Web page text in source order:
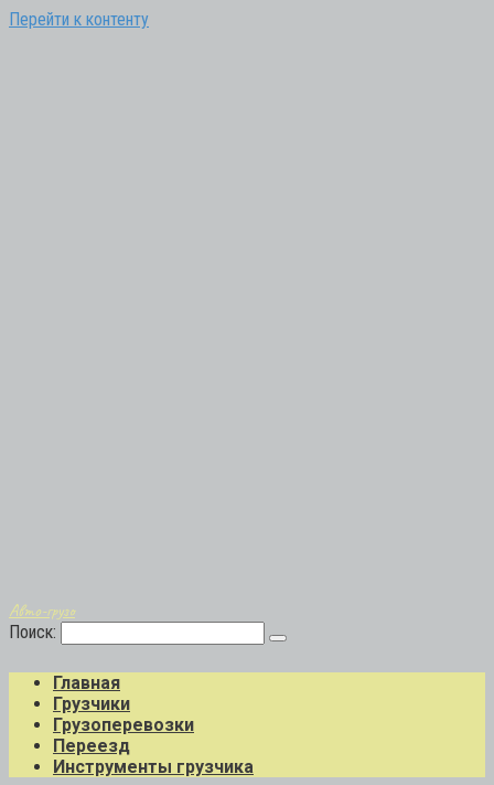
Перейти к контенту
Авто-грузо
Поиск:
Главная
Грузчики
Грузоперевозки
Переезд
Инструменты грузчика